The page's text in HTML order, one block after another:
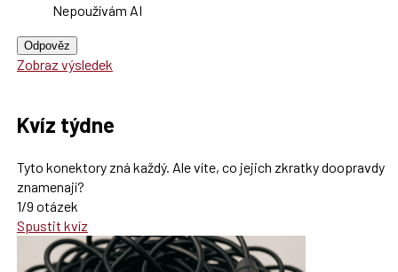
Nepoužívám AI
Odpověz
Zobraz výsledek
Kvíz týdne
Tyto konektory zná každý. Ale víte, co jejich zkratky doopravdy
znamenají?
1/9 otázek
Spustit kvíz